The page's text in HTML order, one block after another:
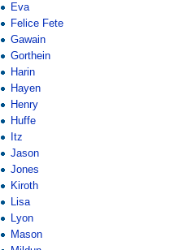
Eva
Felice Fete
Gawain
Gorthein
Harin
Hayen
Henry
Huffe
Itz
Jason
Jones
Kiroth
Lisa
Lyon
Mason